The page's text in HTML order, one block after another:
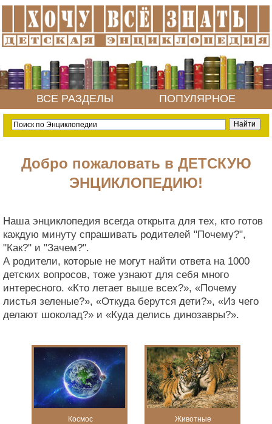
ВСЕ РАЗДЕЛЫ ПОПУЛЯРНОЕ
Добро пожаловать в ДЕТСКУЮ
ЭНЦИКЛОПЕДИЮ!
Наша энциклопедия всегда открыта для тех, кто готов
каждую минуту спрашивать родителей "Почему?",
"Как?" и "Зачем?".
А родители, которые не могут найти ответа на 1000
детских вопросов, тоже узнают для себя много
интересного. «Кто летает выше всех?», «Почему
листья зеленые?», «Откуда берутся дети?», «Из чего
делают шоколад?» и «Куда делись динозавры?».
Космос Животные